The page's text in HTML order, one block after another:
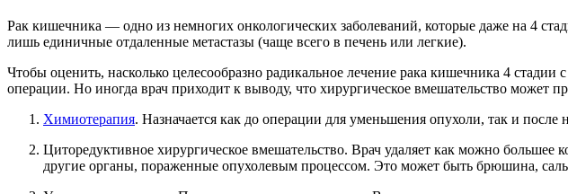
Рак кишечника — одно из немногих онкологических заболеваний, которые даже на 4
лишь единичные отдаленные метастазы (чаще всего в печень или легкие).
Чтобы оценить, насколько целесообразно радикальное лечение рака кишечника 4
операции. Но иногда врач приходит к выводу, что хирургическое вмешательство может
Химиотерапия. Назначается как до операции для уменьшения опухоли, так и после
Циторедуктивное хирургическое вмешательство. Врач удаляет как можно
другие органы, пораженные опухолевым процессом. Это может быть брюшина,